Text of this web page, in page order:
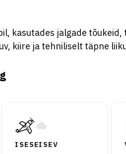
kasutades jalgade tõukeid,
kiire ja tehniliselt täpne
ISESEISEV